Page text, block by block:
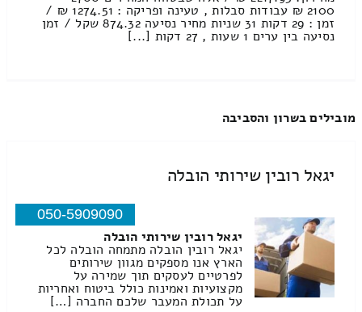
2100 ₪ עבודות סבלות , טעינה ופריקה : 1274.51 ₪ /
זמן : 29 דקות 31 שניות מחיר נסיעה 874.32 שקל / זמן
נסיעה בין ערים 1 שעות , 27 דקות [...]
מובילים בשרון והסביבה
יגאל רובין שירותי הובלה
050-5909090
יגאל רובין שירותי הובלה
יגאל רובין הובלה מתמחה הובלה לכל
הארץ אנו מספקים מגוון שירותים
לפרטיים לעסקים תוך שמירה על
מקצועיות ואמינות כולל ביטוח ואחריות
על תכולת המעבר שלכם החברה […]